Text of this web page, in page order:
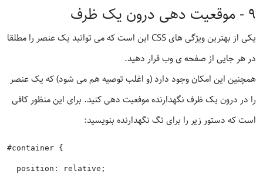
٩ - موقعیت دهی درون یک ظرف
یکی از بهترین ویژگی های CSS این است که می توانید یک عنصر را مطلقا
در هر جایی از صفحه ی وب قرار دهید.
همچنین این امکان وجود دارد (و اغلب توصیه هم می شود) که یک عنصر
را در درون یک ظرف نگهدارنده موفعیت دهی کنید. برای این منظور کافی
است که دستور زیر را برای تگ نگهدارنده بنویسید:
#container {
  position: relative;